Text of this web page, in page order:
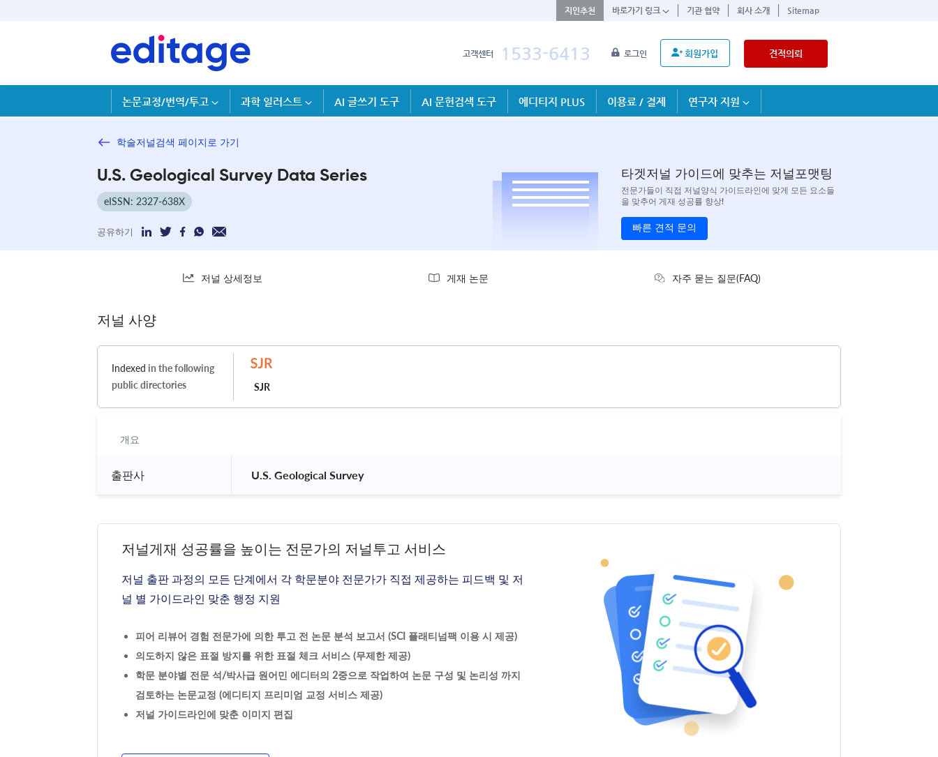
지인추천 바로가기 링크 기관 협약 회사 소개 Sitemap
고객센터 1533-6413 로그인 회원가입 견적의뢰
논문교정/번역/투고 과학 일러스트 AI 글쓰기 도구 AI 문헌검색 도구 에디티지 PLUS 이용료 / 결제 연구자 지원
학술저널검색 페이지로 가기
U.S. Geological Survey Data Series
eISSN: 2327-638X
공유하기
타겟저널 가이드에 맞추는 저널포맷팅
전문가들이 직접 저널양식 가이드라인에 맞게 모든 요소들
을 맞추어 게재 성공률 향상!
빠른 견적 문의
저널 상세정보 게재 논문 자주 묻는 질문(FAQ)
저널 사양
Indexed in the following
public directories
SJR
개요
출판사 U.S. Geological Survey
저널게재 성공률을 높이는 전문가의 저널투고 서비스
저널 출판 과정의 모든 단계에서 각 학문분야 전문가가 직접 제공하는 피드백 및 저
널 별 가이드라인 맞춘 행정 지원
피어 리뷰어 경험 전문가에 의한 투고 전 논문 분석 보고서 (SCI 플래티넘팩 이용 시 제공)
의도하지 않은 표절 방지를 위한 표절 체크 서비스 (무제한 제공)
학문 분야별 전문 석/박사급 원어민 에디터의 2중으로 작업하여 논문 구성 및 논리성 까지
검토하는 논문교정 (에디티지 프리미엄 교정 서비스 제공)
저널 가이드라인에 맞춘 이미지 편집